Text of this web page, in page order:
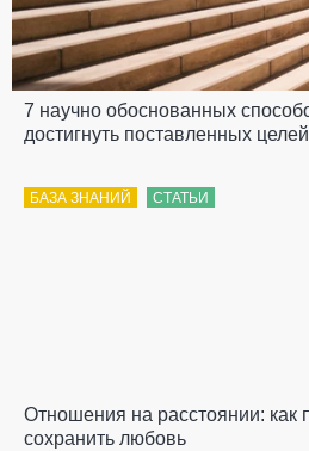
7 научно обоснованных
достигнуть поставленных целей
БАЗА ЗНАНИЙ СТАТЬИ
Отношения на расстоянии: как
сохранить любовь